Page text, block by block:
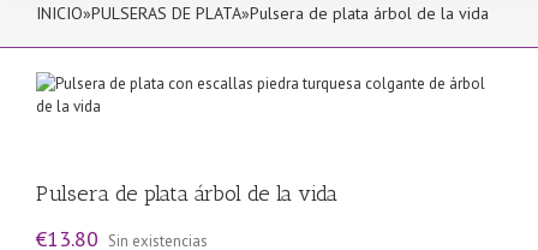
INICIO»PULSERAS DE PLATA»Pulsera de plata árbol de la vida
Pulsera de plata árbol de la vida
€13.80 Sin existencias